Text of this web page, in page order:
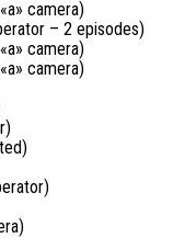
camera)
– 2 episodes)
camera)
camera)